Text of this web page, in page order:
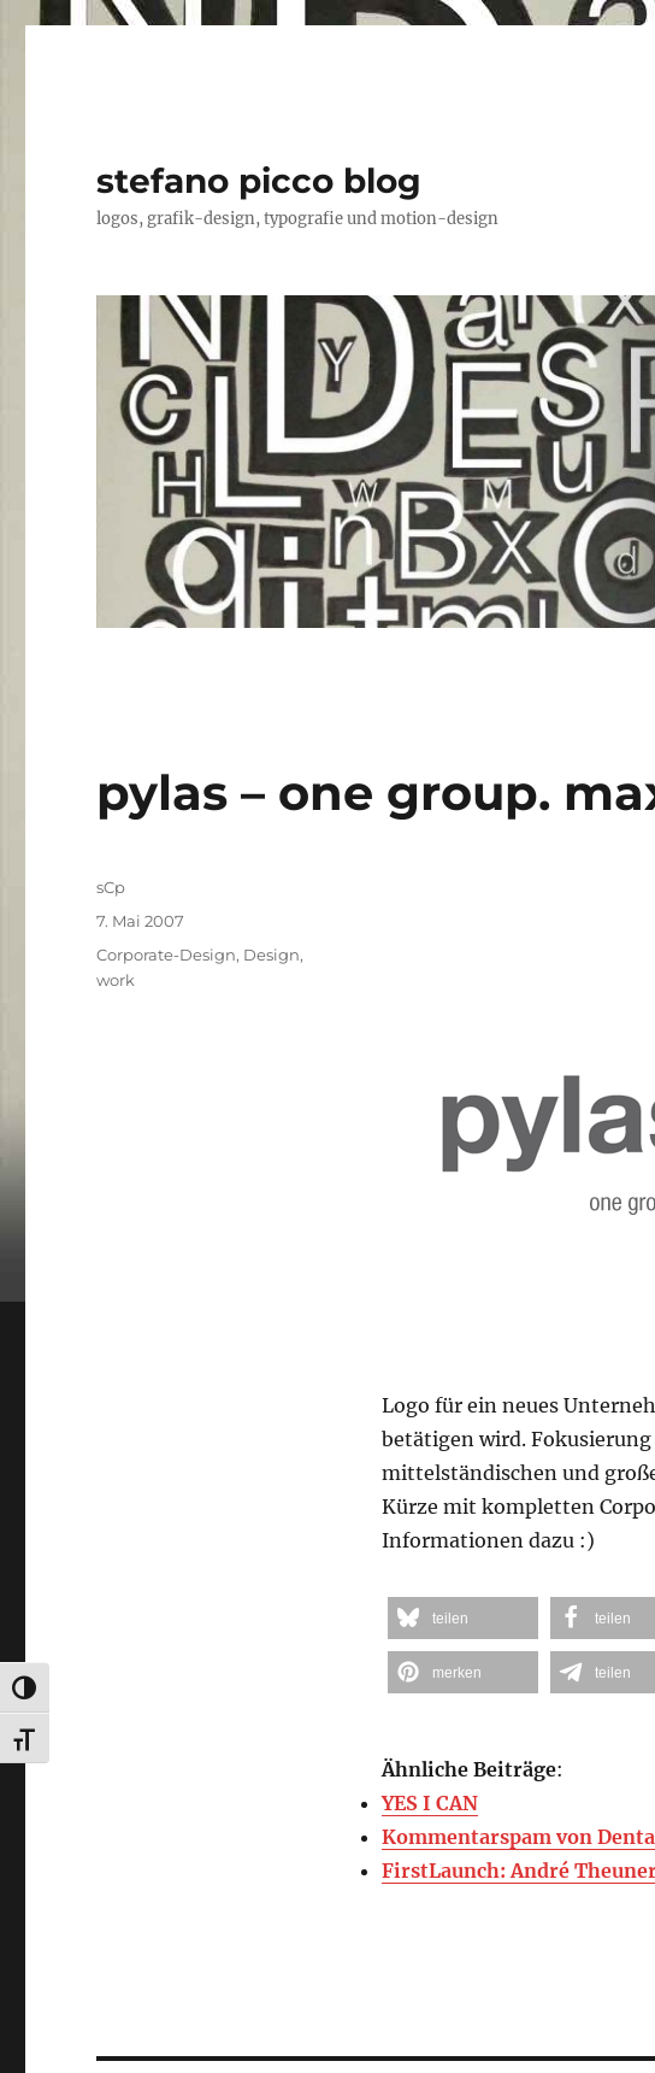
UMSCHALTEN AUF HOHE KONTRASTE
SCHRIFT VERGRÖSSERN
stefano picco blog
logos, grafik-design, typografie und motion-design
pylas – one group.
Logo für ein neues
betätigen wird.
mittelständischen und
Kürze mit kompletten
Informationen dazu :)
teilen teilen
merken teilen
Ähnliche Beiträge:
YES I CAN
Kommentarspam von
FirstLaunch: André
Autor
sCp
Veröffentlicht
7. Mai 2007
Kategorien
Corporate-Design, Design,
work